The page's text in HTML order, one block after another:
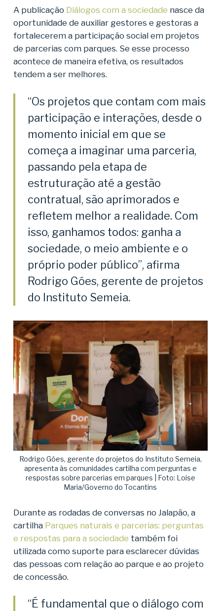
A publicação Diálogos com a sociedade nasce da
oportunidade de auxiliar gestores e gestoras a
fortalecerem a participação social em projetos
de parcerias com parques. Se esse processo
acontece de maneira efetiva, os resultados
tendem a ser melhores.
“Os projetos que contam com mais
participação e interações, desde o
momento inicial em que se
começa a imaginar uma parceria,
passando pela etapa de
estruturação até a gestão
contratual, são aprimorados e
refletem melhor a realidade. Com
isso, ganhamos todos: ganha a
sociedade, o meio ambiente e o
próprio poder público”, afirma
Rodrigo Góes, gerente de projetos
do Instituto Semeia.
Rodrigo Góes, gerente do projetos do Instituto Semeia,
apresenta às comunidades cartilha com perguntas e
respostas sobre parcerias em parques | Foto: Loise
Maria/Governo do Tocantins
Durante as rodadas de conversas no Jalapão, a
cartilha Parques naturais e parcerias: perguntas
e respostas para a sociedade também foi
utilizada como suporte para esclarecer dúvidas
das pessoas com relação ao parque e ao projeto
de concessão.
“É fundamental que o diálogo com